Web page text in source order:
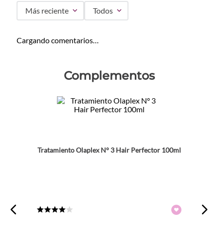
Más reciente Todos
Cargando comentarios…
Complementos
Tratamiento Olaplex N° 3 Hair Perfector 100ml